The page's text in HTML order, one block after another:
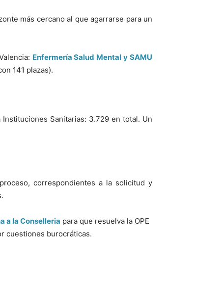
más cercano al que agarrarse para un
Enfermería Salud Mental y SAMU
141 plazas).
Sanitarias: 3.729 en total. Un
correspondientes a la solicitud y
a la Conselleria para que resuelva la OPE
cuestiones burocráticas.